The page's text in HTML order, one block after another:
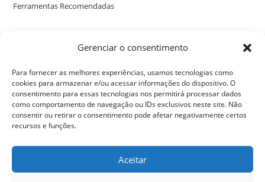
Gerenciar o consentimento
Para fornecer as melhores experiências, usamos tecnologias como
cookies para armazenar e/ou acessar informações do dispositivo. O
consentimento para essas tecnologias nos permitirá processar dados
como comportamento de navegação ou IDs exclusivos neste site. Não
consentir ou retirar o consentimento pode afetar negativamente certos
recursos e funções.
Aceitar
Ferramentas Recomendadas
Poste uma avaliação no nosso perfil no Google